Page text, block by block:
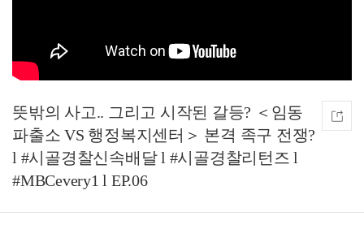
뜻밖의 사고.. 그리고 시작된 갈등? ＜임동
파출소 VS 행정복지센터＞ 본격 족구 전쟁?
l #시골경찰신속배달 l #시골경찰리턴즈 l
#MBCevery1 l EP.06